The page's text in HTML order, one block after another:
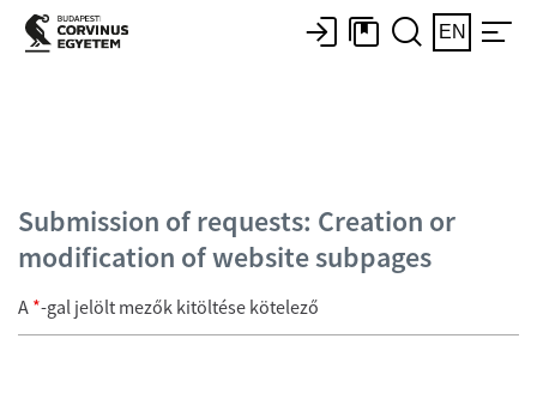
EN
Submission of requests: Creation or
modification of website subpages
A *-gal jelölt mezők kitöltése kötelező